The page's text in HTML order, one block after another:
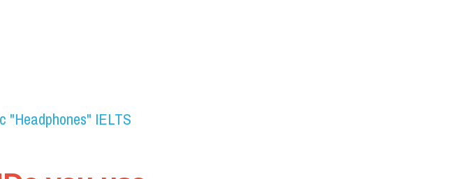
"Headphones" IELTS